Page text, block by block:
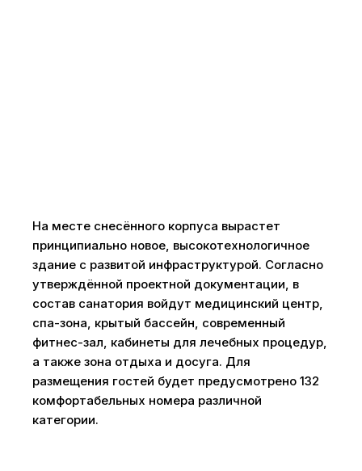
На месте снесённого корпуса вырастет
принципиально новое, высокотехнологичное
здание с развитой инфраструктурой. Согласно
утверждённой проектной документации, в
состав санатория войдут медицинский центр,
спа-зона, крытый бассейн, современный
фитнес-зал, кабинеты для лечебных процедур,
а также зона отдыха и досуга. Для
размещения гостей будет предусмотрено 132
комфортабельных номера различной
категории.